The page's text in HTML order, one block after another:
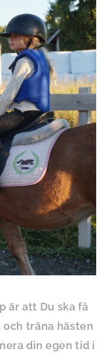
är att Du ska få
träna hästen
din egen tid i